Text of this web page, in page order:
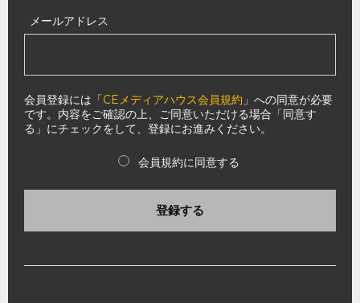
メールアドレス
会員登録には「CEメディアハウス会員規約 」への同意が必要
です。内容をご確認の上、ご同意いただける場合「同意す
る」にチェックをして、登録にお進みください。
会員規約に同意する
登録する